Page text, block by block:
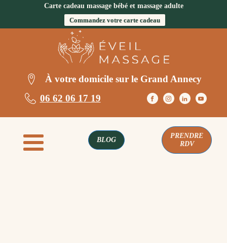
Carte cadeau massage bébé et massage adulte
Commandez votre carte cadeau
À votre domicile sur le Grand Annecy
06 62 06 17 19
BLOG
PRENDRE
RDV